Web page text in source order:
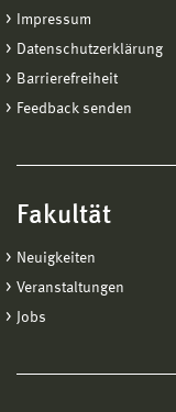
Impressum
Datenschutzerklärung
Barrierefreiheit
Feedback senden
Fakultät
Neuigkeiten
Veranstaltungen
Jobs